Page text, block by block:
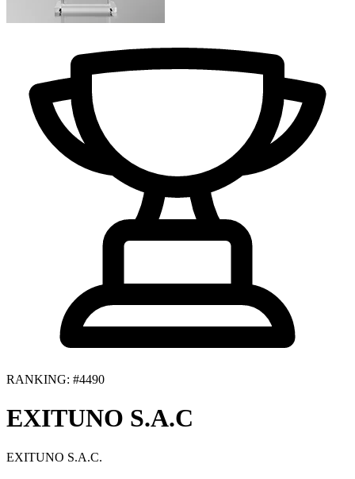
RANKING: #4490
EXITUNO S.A.C
EXITUNO S.A.C.